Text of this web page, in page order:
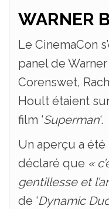
WARNER
Le CinemaCon
panel de
Corenswet,
Hoult étaient
film ‘Superman‘.
Un aperçu a été
déclaré que «
gentillesse et
de ‘Dynamic